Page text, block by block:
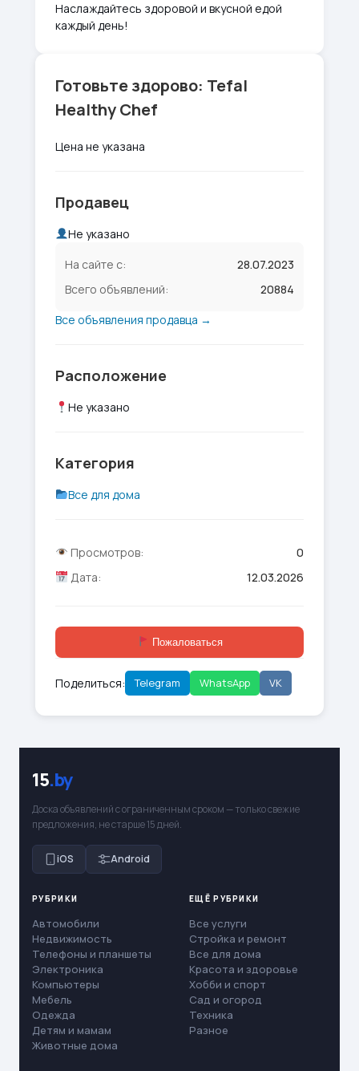
Наслаждайтесь здоровой и вкусной едой
каждый день!
Готовьте здорово: Tefal
Healthy Chef
Цена не указана
Продавец
Не указано
На сайте с:
28.07.2023
Всего объявлений:
20884
Все объявления продавца →
Расположение
Не указано
Категория
Все для дома
Просмотров:
0
Дата:
12.03.2026
Пожаловаться
Поделиться: Telegram WhatsApp VK
15.by
Доска объявлений с ограниченным сроком — только свежие
предложения, не старше 15 дней.
iOS Android
РУБРИКИ
Автомобили
Недвижимость
Телефоны и планшеты
Электроника
Компьютеры
Мебель
Одежда
Детям и мамам
Животные дома
ЕЩЁ РУБРИКИ
Все услуги
Стройка и ремонт
Все для дома
Красота и здоровье
Хобби и спорт
Сад и огород
Техника
Разное